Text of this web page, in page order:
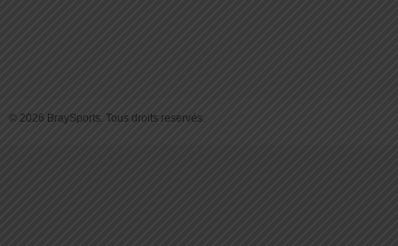
© 2026 BraySports. Tous droits reservés.